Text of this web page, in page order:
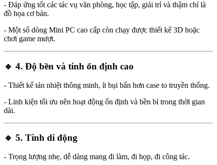
- Đáp ứng tốt các tác vụ văn phòng, học tập, giải trí và thậm chí là
đồ họa cơ bản.
- Một số dòng Mini PC cao cấp còn chạy được thiết kế 3D hoặc
chơi game mượt.
🔹 4. Độ bền và tính ổn định cao
- Thiết kế tản nhiệt thông minh, ít bụi bẩn hơn case to truyền thống.
- Linh kiện tối ưu nên hoạt động ổn định và bền bỉ trong thời gian
dài.
🔹 5. Tính di động
- Trọng lượng nhẹ, dễ dàng mang đi làm, đi họp, đi công tác.